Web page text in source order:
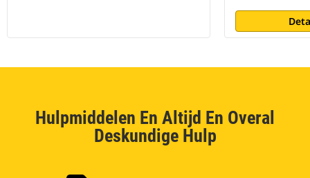
Hulpmiddelen En Altijd En Overal
Deskundige Hulp